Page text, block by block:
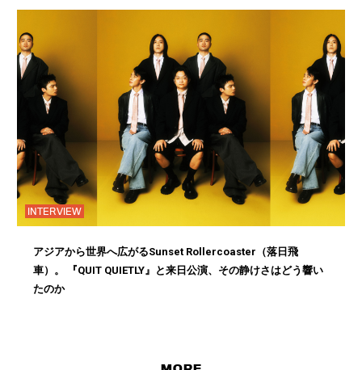
INTERVIEW
アジアから世界へ広がるSunset Rollercoaster（落日飛
車）。 『QUIT QUIETLY』と来日公演、その静けさはどう響い
たのか